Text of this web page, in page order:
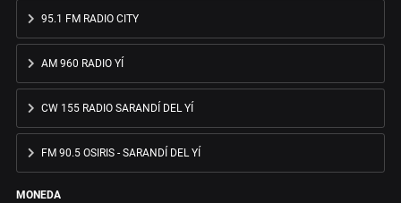
95.1 FM RADIO CITY
AM 960 RADIO YÍ
CW 155 RADIO SARANDÍ DEL YÍ
FM 90.5 OSIRIS - SARANDÍ DEL YÍ
MONEDA